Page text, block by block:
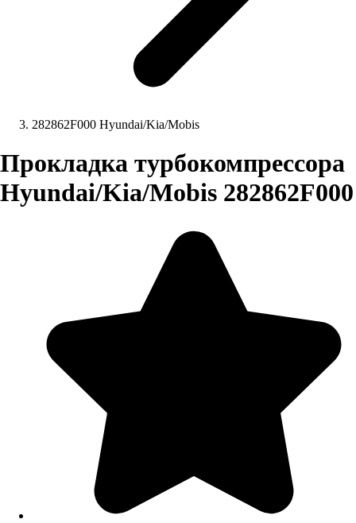
282862F000 Hyundai/Kia/Mobis
Прокладка турбокомпрессора
Hyundai/Kia/Mobis 282862F000